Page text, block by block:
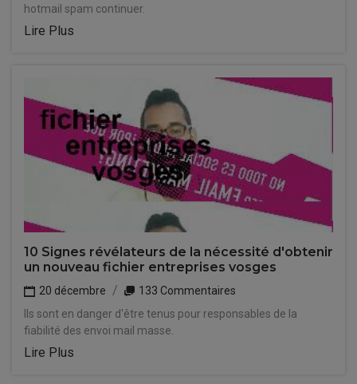
hotmail spam continuer.
Lire Plus
10 Signes révélateurs de la nécessité d'obtenir
un nouveau fichier entreprises vosges
20 décembre
133 Commentaires
Ils sont en danger d'être tenus pour responsables de la
fiabilité des envoi mail masse.
Lire Plus